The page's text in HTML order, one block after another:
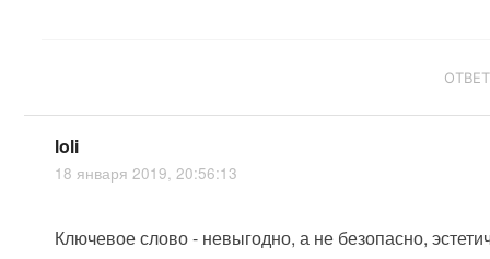
loli
18 января 2019, 20:56:13
Ключевое слово - невыгодно, а не безопасно,